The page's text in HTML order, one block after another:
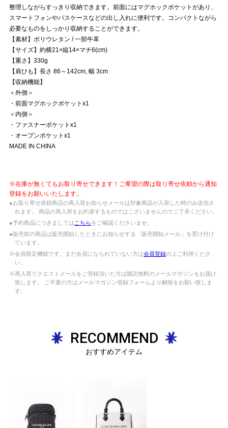
整理しながらすっきり収納できます。前面にはマグホックポケットがあり、
スマートフォンやパスケースなどの出し入れに便利です。コンパクトながら
必要なものをしっかり収納することができます。
【素材】ポリウレタン / 一部牛革
【サイズ】約横21×縦14×マチ6(cm)
【重さ】330g
【肩ひも】長さ 86～142cm, 幅 3cm
【収納機能】
＜外側＞
・前面マグホックポケットx1
＜内側＞
・ファスナーポケットx1
・オープンポケットx1
MADE IN CHINA
※在庫が無くてもお取り寄せできます！ご希望の際は取り寄せ依頼から通知
登録をお願いいたします。
●お取り寄せ依頼商品の再入荷お知らせメールは対象商品が入荷した時のみ送信さ
れます。 商品の再入荷をお約束するものではございませんのでご了承ください。
●予約商品につきましては こちらをご確認くださいませ。
●販売前の商品は販売開始したときにお知らせする「販売開始メール」を受け付け
ています。
※会員限定機能です。まだ会員になられていない方は会員登録の上ご利用くださ
い。
※再入荷リクエストメールをご登録頂いた方は購読無料のメールマガジンをお届け
致します。 ご不要の方はメールマガジン登録フォームより解除をお願い致しま
す。
RECOMMEND
おすすめアイテム